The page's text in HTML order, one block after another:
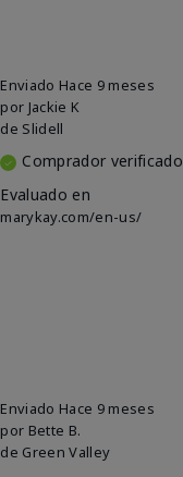
Enviado Hace 9 meses
por Jackie K
de Slidell
Comprador verificado
Evaluado en
marykay.com/en-us/
Enviado Hace 9 meses
por Bette B.
de Green Valley